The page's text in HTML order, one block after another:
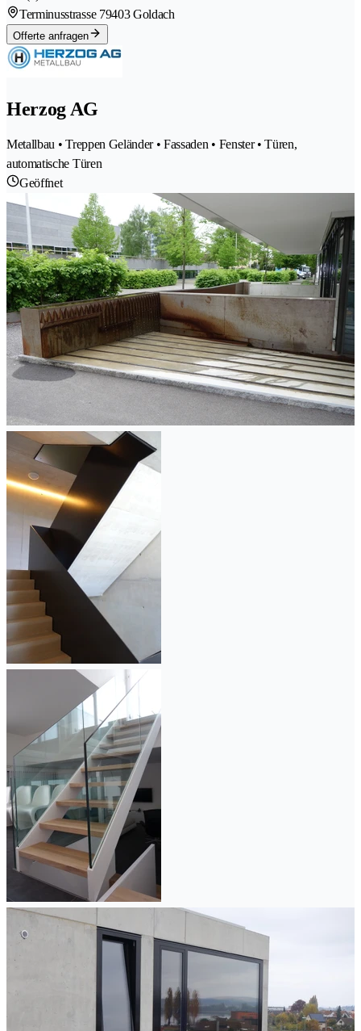
Terminusstrasse 79403 Goldach
Offerte anfragen
Herzog AG
Metallbau • Treppen Geländer • Fassaden • Fenster • Türen,
automatische Türen
Geöffnet